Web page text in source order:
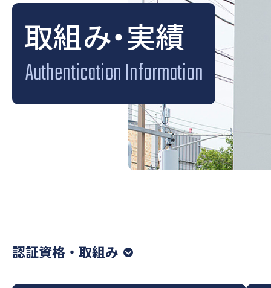
取組み・実績
Authentication Information
認証資格・取組み